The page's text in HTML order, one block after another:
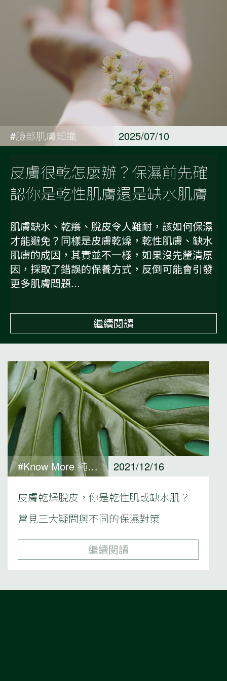
#臉部肌膚知識 2025/07/10
皮膚很乾怎麼辦？保濕前先確
認你是乾性肌膚還是缺水肌膚
肌膚缺水、乾癢、脫皮令人難耐，該如何保濕
才能避免？同樣是皮膚乾燥，乾性肌膚、缺水
肌膚的成因，其實並不一樣，如果沒先釐清原
因，採取了錯誤的保養方式，反倒可能會引發
更多肌膚問題...
繼續閱讀
#Know More 純淨保養觀點 2021/12/16
皮膚乾燥脫皮，你是乾性肌或缺水肌？
常見三大疑問與不同的保濕對策
繼續閱讀